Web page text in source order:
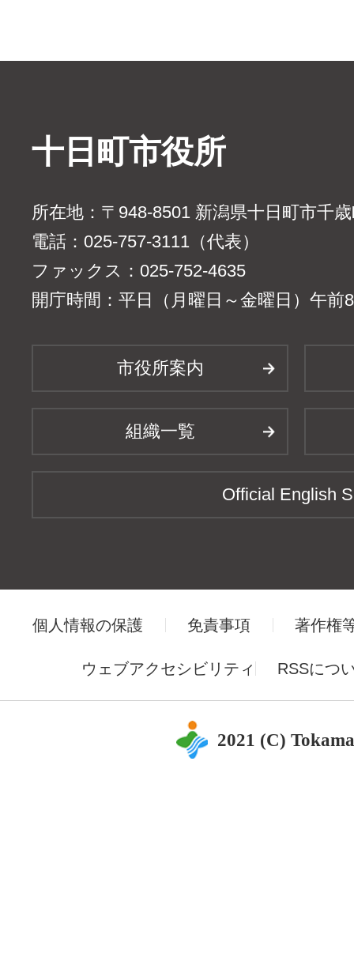
十日町市役所
所在地：〒948-8501 新潟県十日町市千
電話：025-757-3111（代表）
ファックス：025-752-4635
開庁時間：平日（月曜日～金曜日）午前
市役所案内
組織一覧
Official English
個人情報の保護 免責事項 著作権
ウェブアクセシビリティ RSSにつ
2021 (C)